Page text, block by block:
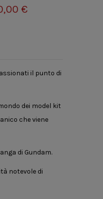
€
il punto di
dei model kit
che viene
di Gundam.
notevole di